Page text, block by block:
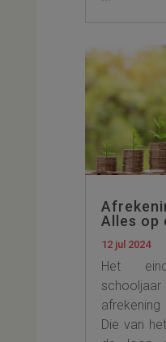
Alles op
12 jul 2024
Het
Die van